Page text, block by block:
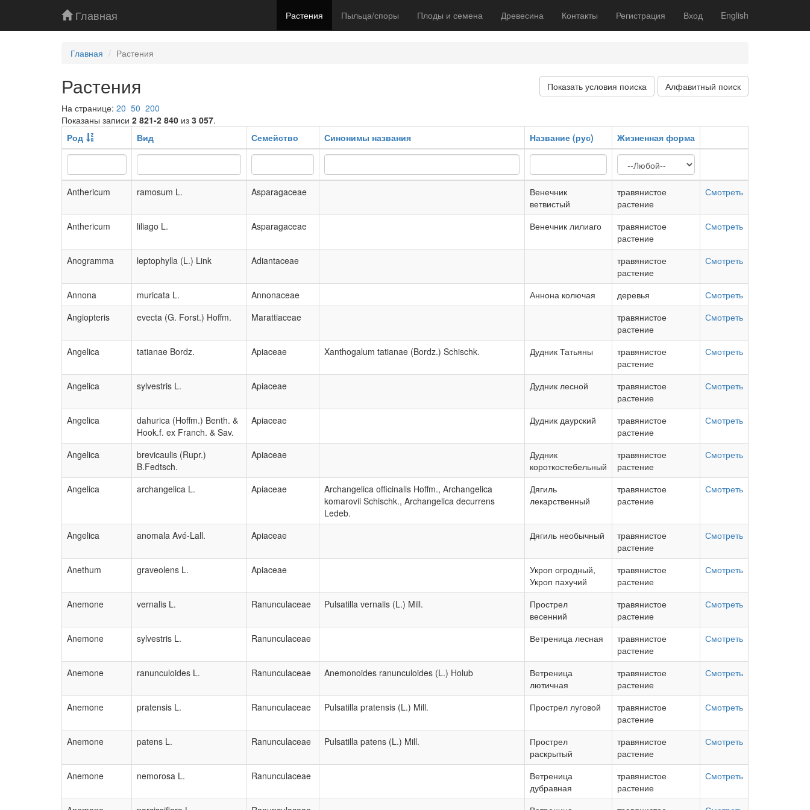
Главная Растения Пыльца/споры Плоды и семена Древесина Контакты Регистрация Вход English
Главная Растения
Показать условия поиска Алфавитный поиск
Растения
На странице: 20 50 200
Показаны записи 2 821-2 840 из 3 057.
Род
Вид Семейство Синонимы названия Название (рус) Жизненная форма
Anthericum ramosum L. Asparagaceae
Венечник
ветвистый
травянистое
растение
Смотреть
Anthericum liliago L. Asparagaceae Венечник лилиаго
травянистое
растение
Смотреть
Anogramma leptophylla (L.) Link Adiantaceae
травянистое
растение
Смотреть
Annona muricata L. Annonaceae Аннона колючая деревья
Смотреть
Angiopteris
evecta (G. Forst.) Hoffm. Marattiaceae
травянистое
растение
Смотреть
Angelica tatianae Bordz. Apiaceae Xanthogalum tatianae (Bordz.) Schischk. Дудник Татьяны
травянистое
растение
Смотреть
Angelica sylvestris L. Apiaceae Дудник лесной
травянистое
растение
Смотреть
Angelica
dahurica (Hoffm.) Benth. &
Hook.f. ex Franch. & Sav.
Apiaceae Дудник даурский
травянистое
растение
Смотреть
Angelica
brevicaulis (Rupr.)
B.Fedtsch.
Apiaceae
Дудник
короткостебельный
травянистое
растение
Смотреть
Angelica archangelica L. Apiaceae
Archangelica officinalis Hoffm., Archangelica
komarovii Schischk., Archangelica decurrens
Ledeb.
Дягиль
лекарственный
травянистое
растение
Смотреть
Angelica anomala Avé-Lall. Apiaceae Дягиль необычный
травянистое
растение
Смотреть
Anethum graveolens L. Apiaceae
Укроп огродный,
Укроп пахучий
травянистое
растение
Смотреть
Anemone vernalis L. Ranunculaceae Pulsatilla vernalis (L.) Mill.
Прострел
весенний
травянистое
растение
Смотреть
Anemone sylvestris L. Ranunculaceae Ветреница лесная
травянистое
растение
Смотреть
Anemone ranunculoides L. Ranunculaceae Anemonoides ranunculoides (L.) Holub
Ветреница
лютичная
травянистое
растение
Смотреть
Anemone pratensis L. Ranunculaceae Pulsatilla pratensis (L.) Mill. Прострел луговой
травянистое
растение
Смотреть
Anemone patens L. Ranunculaceae Pulsatilla patens (L.) Mill.
Прострел
раскрытый
травянистое
растение
Смотреть
Anemone nemorosa L. Ranunculaceae
Ветреница
дубравная
травянистое
растение
Смотреть